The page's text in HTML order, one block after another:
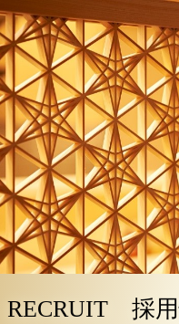
Skip
to
content
RECRUIT 採